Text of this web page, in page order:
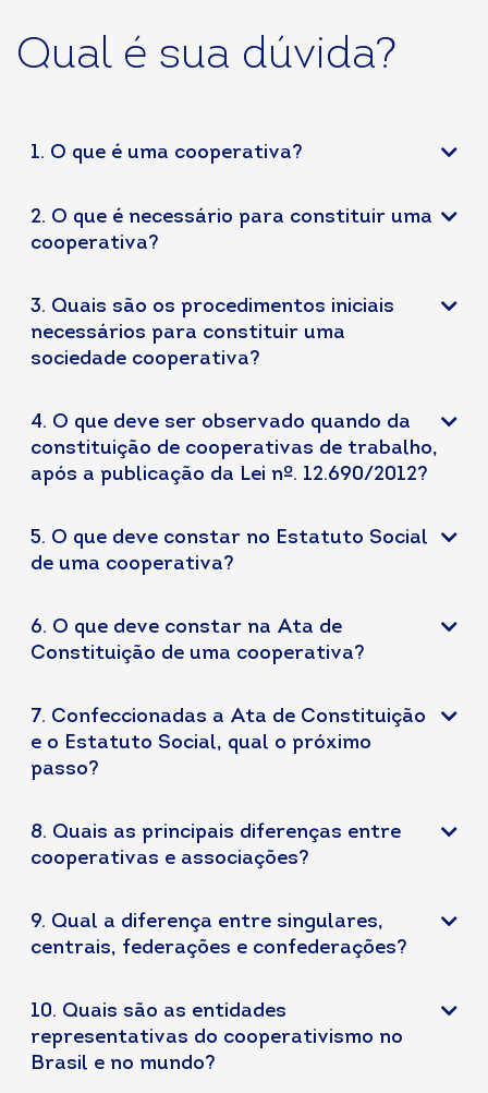
Qual é sua dúvida?
1. O que é uma cooperativa?
2. O que é necessário para constituir uma
cooperativa?
3. Quais são os procedimentos iniciais
necessários para constituir uma
sociedade cooperativa?
4. O que deve ser observado quando da
constituição de cooperativas de trabalho,
após a publicação da Lei nº. 12.690/2012?
5. O que deve constar no Estatuto Social
de uma cooperativa?
6. O que deve constar na Ata de
Constituição de uma cooperativa?
7. Confeccionadas a Ata de Constituição
e o Estatuto Social, qual o próximo
passo?
8. Quais as principais diferenças entre
cooperativas e associações?
9. Qual a diferença entre singulares,
centrais, federações e confederações?
10. Quais são as entidades
representativas do cooperativismo no
Brasil e no mundo?